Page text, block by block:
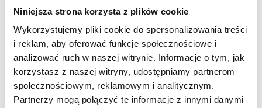
Niniejsza strona korzysta z plików cookie
Wykorzystujemy pliki cookie do spersonalizowania treści
i reklam, aby oferować funkcje społecznościowe i
analizować ruch w naszej witrynie. Informacje o tym, jak
korzystasz z naszej witryny, udostępniamy partnerom
społecznościowym, reklamowym i analitycznym.
Partnerzy mogą połączyć te informacje z innymi danymi
Haczyk podwójny, chrom
107,80 PLN
ZOBACZ PRODUKT